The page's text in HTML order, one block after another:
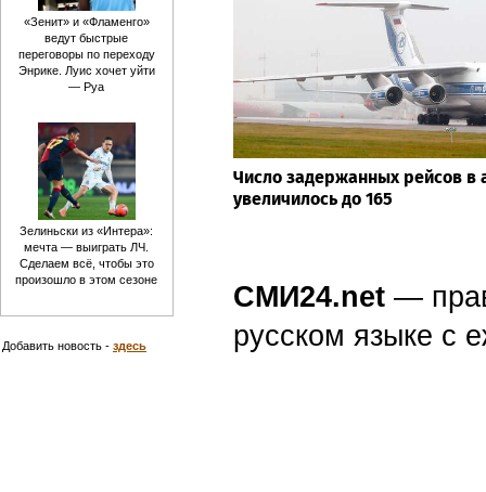
Число задержанных рейсов в
увеличилось до 165
СМИ24.net —
русском языке с
«Зенит» и «Фламенго»
ведут быстрые
переговоры по переходу
Энрике. Луис хочет уйти
— Руа
Зелиньски из «Интера»:
мечта — выиграть ЛЧ.
Сделаем всё, чтобы это
произошло в этом сезоне
Добавить новость - здесь